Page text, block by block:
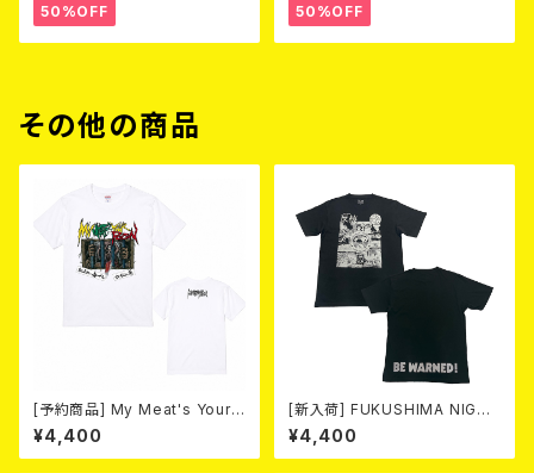
50%OFF 50%OFF
その他の商品
[予約商品] My Meat's Your
Poison -あんたにゃ毒でもオイ
ラにゃ薬- (White) 熊本地震 復
興支援T-shirt 2026年8月末
¥4,400
[新入荷] FUKUSHIMA NIGHT
MARE Tee -MISERY editio
n- (SMOKE BLACK)
¥4,400